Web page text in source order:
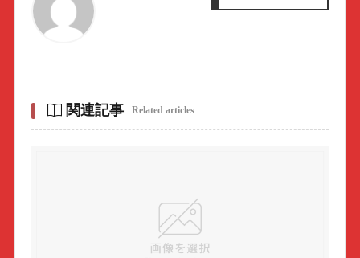
関連記事 Related articles